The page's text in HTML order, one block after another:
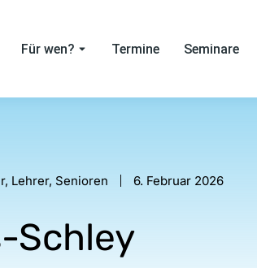
Für wen? Termine Seminare
, Lehrer, Senioren 6. Februar 2026
Schley